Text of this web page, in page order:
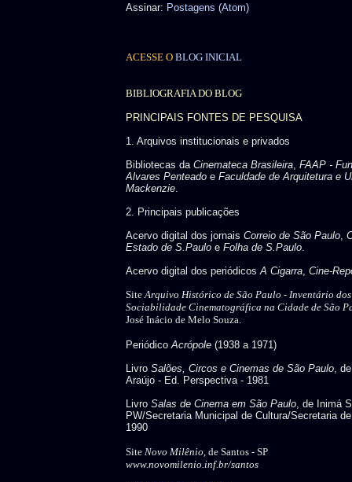
Assinar: Postagens (Atom)
ACESSE O BLOG INICIAL
BIBLIOGRAFIA DO BLOG
PRINCIPAIS FONTES DE PESQUISA
1. Arquivos institucionais e privados
Bibliotecas da Cinemateca Brasileira, FAAP -
Alvares Penteado e Faculdade de Arquitetura e
Mackenzie.
2. Principais publicações
Acervo digital dos jornais Correio de São Paulo,
Estado de S.Paulo e Folha de S.Paulo.
Acervo digital dos periódicosA Cigarra, Cine-
SiteArquivo Histórico de São Paulo - Inventário dos
Sociabilidade Cinematográfica na Cidade de São
José Inácio de Melo Souza.
PeriódicoAcrópole (1938 a 1971)
Livro Salões, Circos e Cinemas de São Paulo,
Araújo - Ed. Perspectiva - 1981
Livro Salas de Cinema em São Paulo, de Inimá
PW/Secretaria Municipal de Cultura/Secretaria
1990
Site Novo Milênio, de Santos - SP
www.novomilenio.inf.br/santos